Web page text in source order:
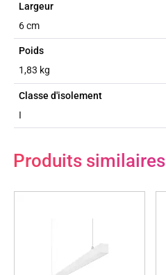
Largeur
6 cm
Poids
1,83 kg
Classe d'isolement
I
Produits similaires